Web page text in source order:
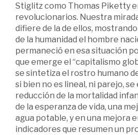
Stiglitz como Thomas Piketty
revolucionarios. Nuestra
difiere de la de ellos,
de la humanidad el hombre
permaneció en esa situación
que emerge el “capitalismo
se sintetiza el rostro humano
si bien no es lineal, ni parejo,
reducción de la mortalidad
de la esperanza de vida, una
agua potable, y en una mejora
indicadores que resumen un